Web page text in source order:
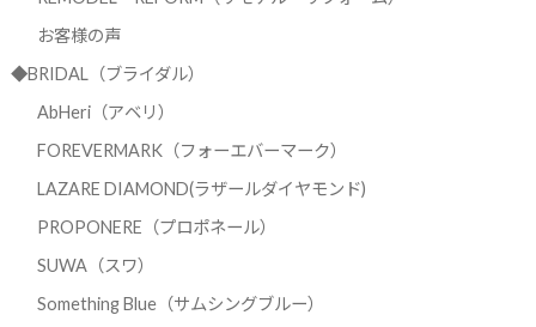
お客様の声
◆BRIDAL（ブライダル）
AbHeri（アベリ）
FOREVERMARK（フォーエバーマーク）
LAZARE DIAMOND(ラザールダイヤモンド)
PROPONERE（プロポネール）
SUWA（スワ）
Something Blue（サムシングブルー）